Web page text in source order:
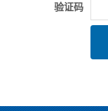
验证码